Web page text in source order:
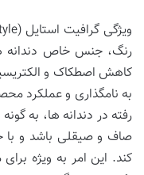
رنگ، جنس خاص دندانه ها
کاهش اصطکاک و
به نامگذاری و عملکرد
رفته در دندانه ها، به
صاف و صیقلی باشد و با
کند. این امر به ویژه